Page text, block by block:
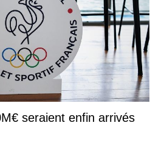
seraient enfin arrivés